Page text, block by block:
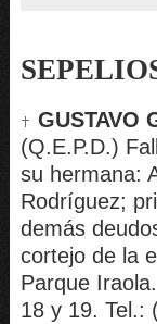
GUSTAVO
(Q.E.P.D.)
su hermana:
Rodríguez;
demás
cortejo de la
Parque
18 y 19. Tel.: